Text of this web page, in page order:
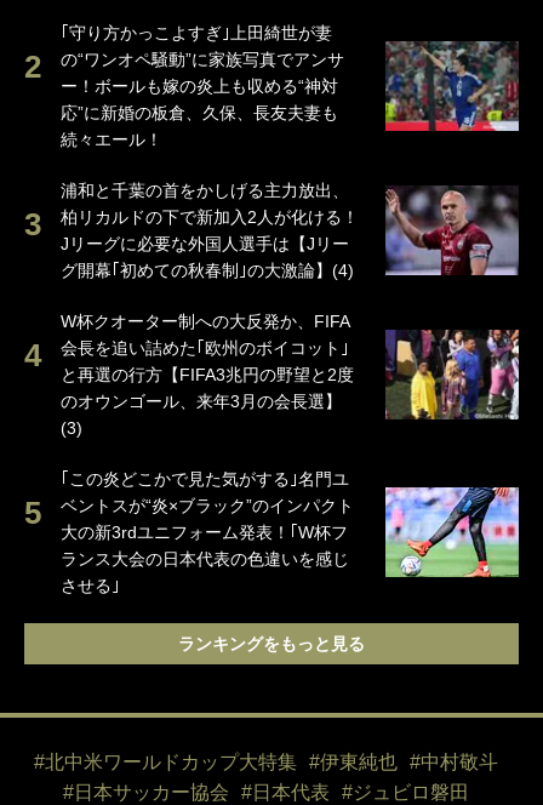
｢守り方かっこよすぎ｣上田綺世が妻
の“ワンオペ騒動”に家族写真でアンサ
ー！ボールも嫁の炎上も収める“神対
応”に新婚の板倉、久保、長友夫妻も
続々エール！
浦和と千葉の首をかしげる主力放出、
柏リカルドの下で新加入2人が化ける！
Jリーグに必要な外国人選手は【Jリー
グ開幕｢初めての秋春制｣の大激論】(4)
W杯クオーター制への大反発か、FIFA
会長を追い詰めた｢欧州のボイコット｣
と再選の行方【FIFA3兆円の野望と2度
のオウンゴール、来年3月の会長選】
(3)
｢この炎どこかで見た気がする｣名門ユ
ベントスが“炎×ブラック”のインパクト
大の新3rdユニフォーム発表！｢W杯フ
ランス大会の日本代表の色違いを感じ
させる｣
ランキングをもっと見る
#北中米ワールドカップ大特集 #伊東純也
#中村敬斗
#日本サッカー協会
#日本代表
#ジュビロ磐田